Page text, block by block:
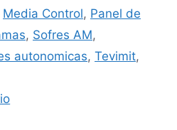
Media Control, Panel de
, Sofres AM,
autonomicas, Tevimit,